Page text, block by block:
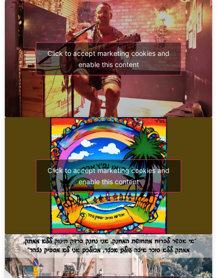
Click to accept marketing cookies and
enable this content
Click to accept marketing cookies and
enable this content